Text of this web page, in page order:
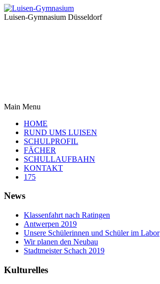
Luisen-Gymnasium Düsseldorf
Main Menu
HOME
RUND UMS LUISEN
SCHULPROFIL
FÄCHER
SCHULLAUFBAHN
KONTAKT
175
News
Klassenfahrt nach Ratingen
Antwerpen 2019
Unsere Schülerinnen und Schüler im Labor
Wir planen den Neubau
Stadtmeister Schach 2019
Kulturelles